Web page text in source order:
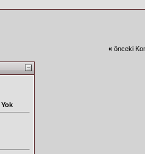
« önceki
Yok